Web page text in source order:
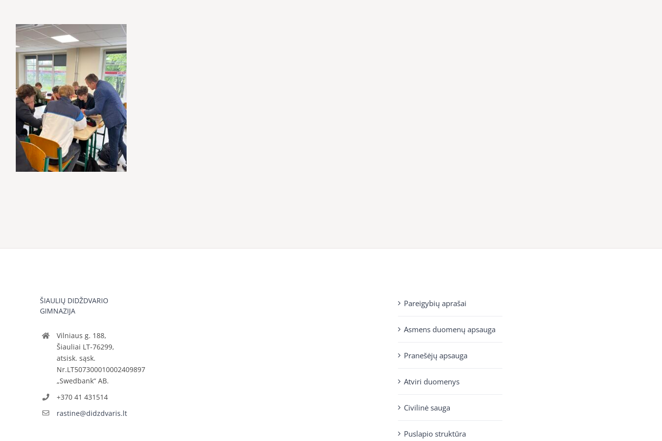
ŠIAULIŲ DIDŽDVARIO
GIMNAZIJA
Vilniaus g. 188,
Šiauliai LT-76299,
atsisk. sąsk.
Nr.LT507300010002409897
„Swedbank“ AB.
+370 41 431514
rastine@didzdvaris.lt
Pareigybių aprašai
Asmens duomenų apsauga
Pranešėjų apsauga
Atviri duomenys
Civilinė sauga
Puslapio struktūra